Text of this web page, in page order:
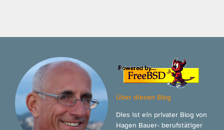
Über diesen Blog
Dies ist ein privater Blog von
Hagen Bauer- berufstätiger